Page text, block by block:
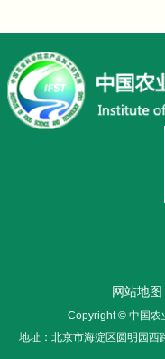
网站地图
Copyright © 中国农
地址：北京市海淀区圆明园西